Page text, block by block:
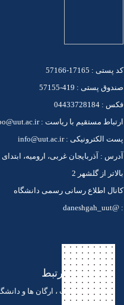
کد پستی : 17165-57166
صندوق پستی : 419-57155
فکس : 04433728184
ارتباط مستقیم با ریاست : po@uut.ac.ir
پست الکترونیکی : info@uut.ac.ir
آدرس : آذربایجان غربی، ارومیه، ابتدای
بالاتر از گلشهر 2
کانال اطلاع رسانی رسمی دانشگاه
: @daneshgah_uut
لینک های مرتبط
لینک های ادارات ، ارگان ها و